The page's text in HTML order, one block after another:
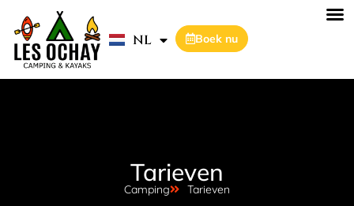
NL
DE
Boek nu
Tarieven
Camping Tarieven